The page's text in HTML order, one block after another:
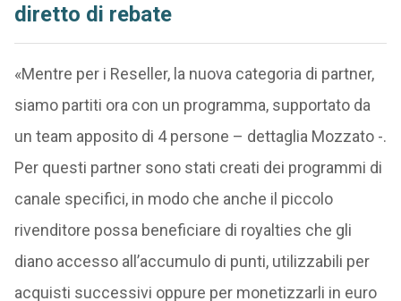
diretto di rebate
«Mentre per i Reseller, la nuova categoria di partner,
siamo partiti ora con un programma, supportato da
un team apposito di 4 persone – dettaglia Mozzato -.
Per questi partner sono stati creati dei programmi di
canale specifici, in modo che anche il piccolo
rivenditore possa beneficiare di royalties che gli
diano accesso all’accumulo di punti, utilizzabili per
acquisti successivi oppure per monetizzarli in euro